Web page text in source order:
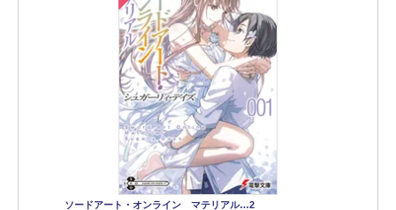
ソードアート・オンライン マテリアル…2